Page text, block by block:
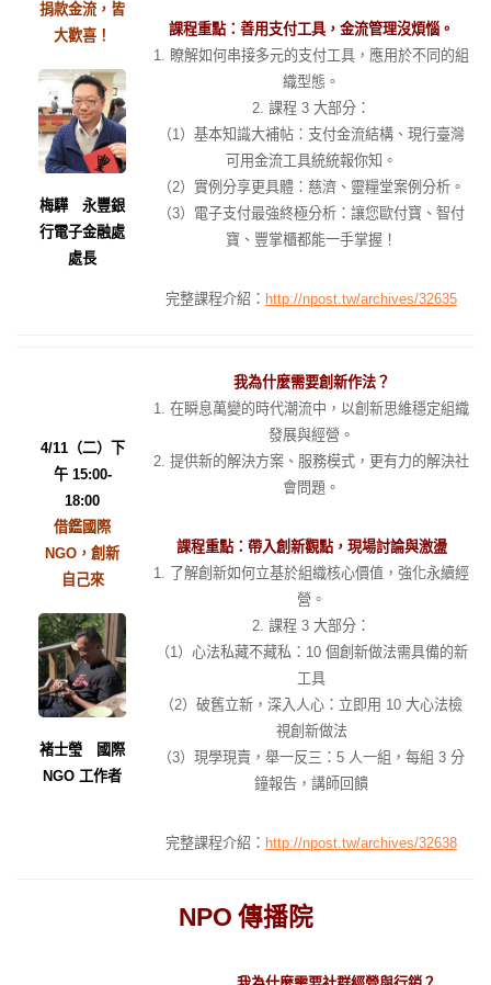
捐款金流，皆
大歡喜！
梅驊 永豐銀
行電子金融處
處長
課程重點：善用支付工具，金流管理沒煩惱。
1. 瞭解如何串接多元的支付工具，應用於不同的組
織型態。
2. 課程 3 大部分：
（1）基本知識大補帖：支付金流結構、現行臺灣
可用金流工具統統報你知。
（2）實例分享更具體：慈濟、靈糧堂案例分析。
（3）電子支付最強終極分析：讓您歐付寶、智付
寶、豐掌櫃都能一手掌握！
完整課程介紹： http://npost.tw/archives/32635
4/11（二）下
午 15:00-
18:00
借鑑國際
NGO，創新
自己來
褚士瑩 國際
NGO 工作者
我為什麼需要創新作法？
1. 在瞬息萬變的時代潮流中，以創新思維穩定組織
發展與經營。
2. 提供新的解決方案、服務模式，更有力的解決社
會問題。
課程重點：帶入創新觀點，現場討論與激盪
1. 了解創新如何立基於組織核心價值，強化永續經
營。
2. 課程 3 大部分：
（1）心法私藏不藏私：10 個創新做法需具備的新
工具
（2）破舊立新，深入人心：立即用 10 大心法檢
視創新做法
（3）現學現賣，舉一反三：5 人一組，每組 3 分
鐘報告，講師回饋
完整課程介紹： http://npost.tw/archives/32638
NPO 傳播院